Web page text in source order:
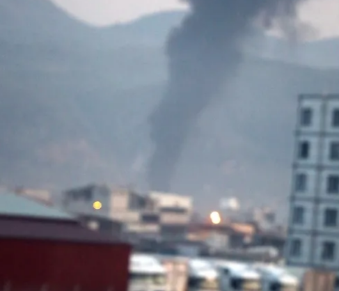
mevzuata uygun olarak kullanılan çerezlerle ilgili bilgi almak için lütfen